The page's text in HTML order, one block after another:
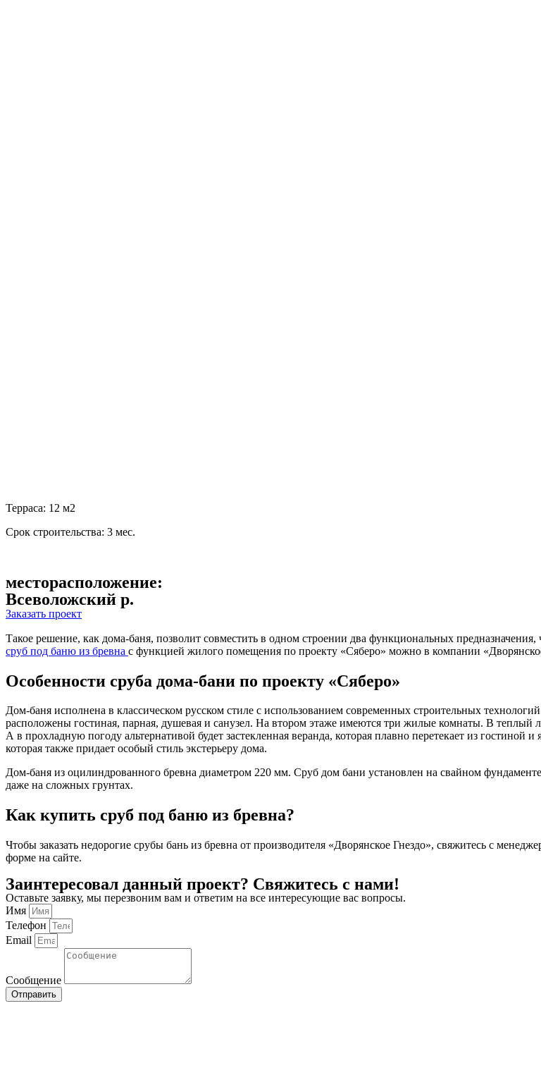
Терраса: 12 м2
Срок строительства: 3 мес.
месторасположение:
Всеволожский р.
Заказать проект
Такое решение, как дома-баня, позволит совместить в одном строении два функциональных
сруб под баню из бревна с функцией жилого помещения по проекту «Сяберо» можно в компании
Особенности сруба дома-бани по проекту «Сяберо»
Дом-баня исполнена в классическом русском стиле с использованием современных строительных
расположены гостиная, парная, душевая и санузел. На втором этаже имеются три жилые комнаты. В
А в прохладную погоду альтернативой будет застекленная веранда, которая плавно перетекает из
которая также придает особый стиль экстерьеру дома.
Дом-баня из оцилиндрованного бревна диаметром 220 мм. Сруб дом бани установлен на свайном
даже на сложных грунтах.
Как купить сруб под баню из бревна?
Чтобы заказать недорогие срубы бань из бревна от производителя «Дворянское Гнездо», свяжитесь с
форме на сайте.
Заинтересовал данный проект? Свяжитесь с нами!
Оставьте заявку, мы перезвоним вам и ответим на все интересующие вас вопросы.
Имя
Телефон
Email
Сообщение
Отправить